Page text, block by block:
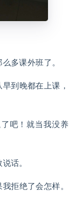
多课外班了。
到晚都在上课，
吧！就当我没养
话。
拒绝了会怎样。